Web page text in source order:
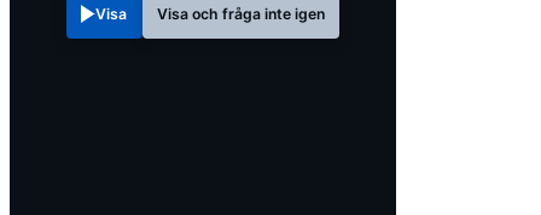
Visa Visa och fråga inte igen